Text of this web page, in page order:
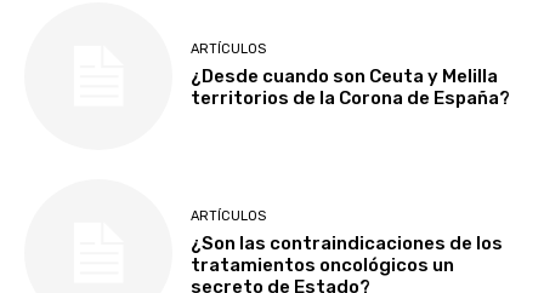
ARTÍCULOS
¿Desde cuando son Ceuta y Melilla
territorios de la Corona de España?
ARTÍCULOS
¿Son las contraindicaciones de los
tratamientos oncológicos un
secreto de Estado?